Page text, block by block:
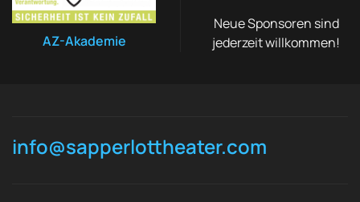
AZ-Akademie
Neue Sponsoren sind
jederzeit willkommen!
info@sapperlottheater.com